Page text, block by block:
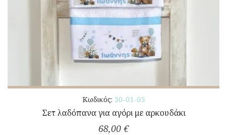
Κωδικός: 30-01-05
Σετ λαδόπανα για αγόρι με αρκουδάκι
68,00 €